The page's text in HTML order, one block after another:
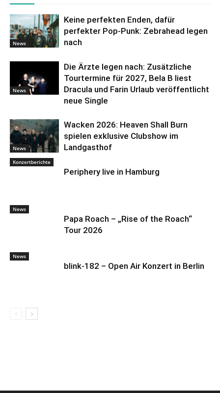
News
Keine perfekten Enden, dafür
perfekter Pop-Punk: Zebrahead legen
nach
News
Die Ärzte legen nach: Zusätzliche
Tourtermine für 2027, Bela B liest
Dracula und Farin Urlaub veröffentlicht
neue Single
News
Wacken 2026: Heaven Shall Burn
spielen exklusive Clubshow im
Landgasthof
Konzertberichte
Periphery live in Hamburg
News
Papa Roach – „Rise of the Roach“
Tour 2026
News
blink-182 – Open Air Konzert in Berlin